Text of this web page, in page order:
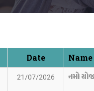
Date Name
21/07/2026 નમો